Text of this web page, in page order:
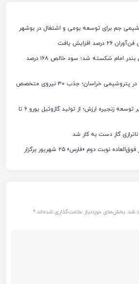
افزایش یافت
رکورد ۸ ساله پتروشیمی بندر امام شکسته شد؛ سود خالص ۱۶۸ درصد
فرصت استخدامی جدید در پتروشیمی خراسان؛ جذب ۳۰ نیروی متخصص
پتروشیمی نوری در مسیر توسعه زنجیره ارزش؛ از تولید گازوئیل یورو ۶ تا
گاز دست به کار شد
مجمع‌عمومی عادی بطور فوق‌العاده نوبت دوم «فارس» ۲۵ شهریور برگزار
شد. بخش‌های موردنیاز علامت‌گذاری شده‌اند*